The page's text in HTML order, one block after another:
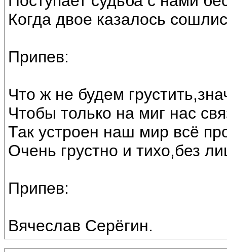
Когда двое казалось
Припев:
Что ж не будем
Чтобы только на миг нас
Так устроен наш мир всё
Очень грустно и тихо,без
Припев:
Вячеслав Серёгин.